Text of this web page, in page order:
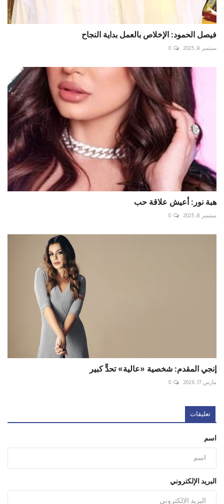
فيصل الحمود: الإخلاص بالعمل بداية النجاح
سبتمبر 8, 2025 0
هبة نور: أعيش علاقة حب
سبتمبر 8, 2025 0
إنجي المقدم: شخصية «عالية» تحدٍّ كبير
مارس 17, 2026 0
تعليقات
اسم
البريد الإلكتروني